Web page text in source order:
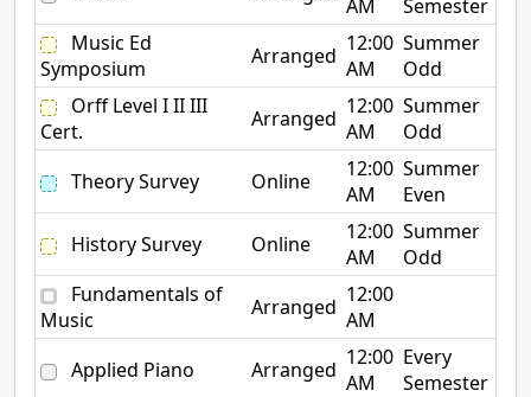
AM
Semester
Music Ed
Symposium
Arranged 12:00
AM
Summer
Odd
Orff Level I II III
Cert.
Arranged 12:00
AM
Summer
Odd
Theory Survey
Online
12:00
AM
Summer
Even
History Survey
Online
12:00
AM
Summer
Odd
Fundamentals of
Music
Arranged 12:00
AM
Applied Piano
Arranged 12:00
AM
Every
Semester